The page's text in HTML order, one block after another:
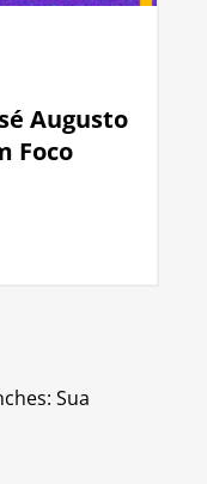
Augusto
Foco
Sua